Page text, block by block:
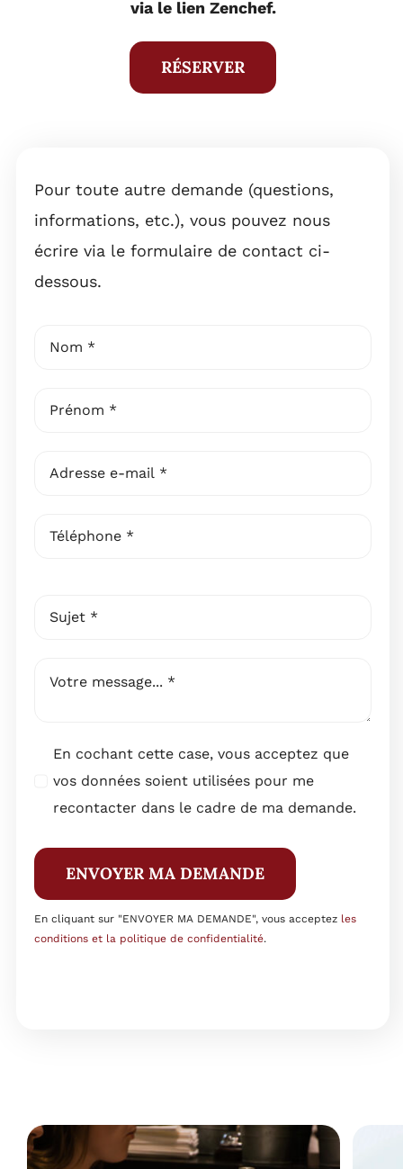
via le lien Zenchef.
RÉSERVER
Pour toute autre demande (questions,
informations, etc.), vous pouvez nous
écrire via le formulaire de contact ci-
dessous.
En cochant cette case, vous acceptez que
vos données soient utilisées pour me
recontacter dans le cadre de ma demande.
ENVOYER MA DEMANDE
En cliquant sur "ENVOYER MA DEMANDE", vous acceptez les
conditions et la politique de confidentialité.